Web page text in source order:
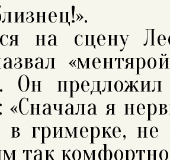
на сцену
Он
«Сначала я
гримерке, не
так